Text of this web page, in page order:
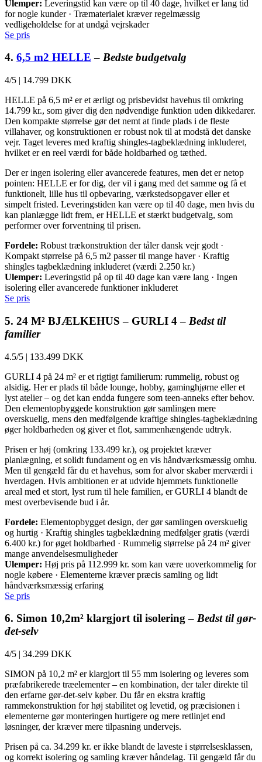
Ulemper: Leveringstid kan være op til 40 dage, hvilket er lang tid
for nogle kunder · Træmaterialet kræver regelmæssig
vedligeholdelse for at undgå vejrskader
Se pris
4. 6,5 m2 HELLE – Bedste budgetvalg
4/5 | 14.799 DKK
HELLE på 6,5 m² er et ærligt og prisbevidst havehus til omkring
14.799 kr., som giver dig den nødvendige funktion uden dikkedarer.
Den kompakte størrelse gør det nemt at finde plads i de fleste
villahaver, og konstruktionen er robust nok til at modstå det danske
vejr. Taget leveres med kraftig shingles-tagbeklædning inkluderet,
hvilket er en reel værdi for både holdbarhed og tæthed.
Der er ingen isolering eller avancerede features, men det er netop
pointen: HELLE er for dig, der vil i gang med det samme og få et
funktionelt, lille hus til opbevaring, værkstedsopgaver eller et
simpelt fristed. Leveringstiden kan være op til 40 dage, men hvis du
kan planlægge lidt frem, er HELLE et stærkt budgetvalg, som
performer over forventning til prisen.
Fordele: Robust trækonstruktion der tåler dansk vejr godt ·
Kompakt størrelse på 6,5 m2 passer til mange haver · Kraftig
shingles tagbeklædning inkluderet (værdi 2.250 kr.)
Ulemper: Leveringstid på op til 40 dage kan være lang · Ingen
isolering eller avancerede funktioner inkluderet
Se pris
5. 24 M² BJÆLKEHUS – GURLI 4 – Bedst til
familier
4.5/5 | 133.499 DKK
GURLI 4 på 24 m² er et rigtigt familierum: rummelig, robust og
alsidig. Her er plads til både lounge, hobby, gaminghjørne eller et
lyst atelier – og det kan endda fungere som teen-anneks efter behov.
Den elementopbyggede konstruktion gør samlingen mere
overskuelig, mens den medfølgende kraftige shingles-tagbeklædning
øger holdbarheden og giver et flot, sammenhængende udtryk.
Prisen er høj (omkring 133.499 kr.), og projektet kræver
planlægning, et solidt fundament og en vis håndværksmæssig omhu.
Men til gengæld får du et havehus, som for alvor skaber merværdi i
hverdagen. Hvis ambitionen er at udvide hjemmets funktionelle
areal med et stort, lyst rum til hele familien, er GURLI 4 blandt de
mest overbevisende bud i år.
Fordele: Elementopbygget design, der gør samlingen overskuelig
og hurtig · Kraftig shingles tagbeklædning medfølger gratis (værdi
6.400 kr.) for øget holdbarhed · Rummelig størrelse på 24 m² giver
mange anvendelsesmuligheder
Ulemper: Høj pris på 112.999 kr. som kan være uoverkommelig for
nogle købere · Elementerne kræver præcis samling og lidt
håndværksmæssig erfaring
Se pris
6. Simon 10,2m² klargjort til isolering – Bedst til gør-
det-selv
4/5 | 34.299 DKK
SIMON på 10,2 m² er klargjort til 55 mm isolering og leveres som
præfabrikerede træelementer – en kombination, der taler direkte til
den erfarne gør-det-selv køber. Du får en ekstra kraftig
rammekonstruktion for høj stabilitet og levetid, og præcisionen i
elementerne gør monteringen hurtigere og mere retlinjet end
løsninger, der kræver mere tilpasning undervejs.
Prisen på ca. 34.299 kr. er ikke blandt de laveste i størrelsesklassen,
og korrekt isolering og samling kræver håndelag. Til gengæld får du